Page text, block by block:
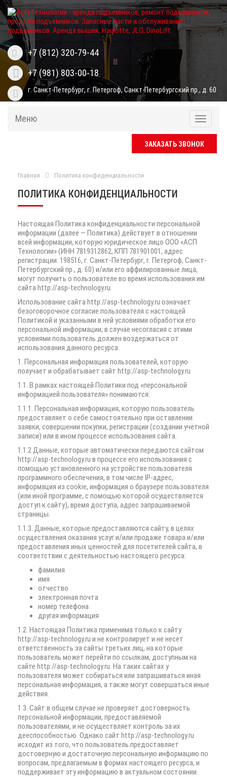
+7 (812) 320-79-44
+7 (981) 803-00-18
г. Санкт-Петербург, г. Петергоф, Санкт-Петербургский пр., д. 60
Меню
Меню
ЗАКАЗАТЬ ЗВОНОК
Главная Политика конфиденциальности
ПОЛИТИКА КОНФИДЕНЦИАЛЬНОСТИ
Настоящая Политика конфиденциальности персональной
информации (далее — Политика) действует в отношении
всей информации, которую юридическое лицо ООО «АСП
Технологии» (ИНН 7819312862, КПП 781901001, адрес
регистрации: 198516, г. Санкт-Петербург, г. Петергоф, Санкт-
Петербургский пр., д. 60) и/или его аффилированные лица,
могут получить о пользователе во время использования им
сайта http://asp-technology.ru.
Использование сайта http://asp-technology.ru означает
безоговорочное согласие пользователя с настоящей
Политикой и указанными в ней условиями обработки его
персональной информации; в случае несогласия с этими
условиями пользователь должен воздержаться от
использования данного ресурса.
1. Персональная информация пользователей, которую
получает и обрабатывает сайт http://asp-technology.ru
1.1. В рамках настоящей Политики под «персональной
информацией пользователя» понимаются:
1.1.1. Персональная информация, которую пользователь
предоставляет о себе самостоятельно при оставлении
заявки, совершении покупки, регистрации (создании учётной
записи) или в ином процессе использования сайта.
1.1.2 Данные, которые автоматически передаются сайтом
http://asp-technology.ru в процессе его использования с
помощью установленного на устройстве пользователя
программного обеспечения, в том числе IP-адрес,
информация из cookie, информация о браузере пользователя
(или иной программе, с помощью которой осуществляется
доступ к сайту), время доступа, адрес запрашиваемой
страницы.
1.1.3. Данные, которые предоставляются сайту, в целях
осуществления оказания услуг и/или продаже товара и/или
предоставления иных ценностей для посетителей сайта, в
соответствии с деятельностью настоящего ресурса:
фамилия
имя
отчество
электронная почта
номер телефона
другая информация
1.2. Настоящая Политика применима только к сайту
http://asp-technology.ru и не контролирует и не несет
ответственность за сайты третьих лиц, на которые
пользователь может перейти по ссылкам, доступным на
сайте http://asp-technology.ru. На таких сайтах у
пользователя может собираться или запрашиваться иная
персональная информация, а также могут совершаться иные
действия.
1.3. Сайт в общем случае не проверяет достоверность
персональной информации, предоставляемой
пользователями, и не осуществляет контроль за их
дееспособностью. Однако сайт http://asp-technology.ru
исходит из того, что пользователь предоставляет
достоверную и достаточную персональную информацию по
вопросам, предлагаемым в формах настоящего ресурса, и
поддерживает эту информацию в актуальном состоянии.